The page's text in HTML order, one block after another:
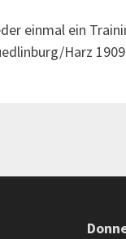
einmal ein
Harz